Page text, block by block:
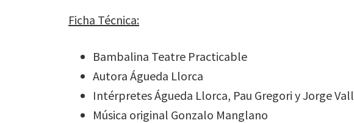
Ficha Técnica:
Bambalina Teatre Practicable
Autora Águeda Llorca
Intérpretes Águeda Llorca, Pau Gregori y Jorge Vall
Música original Gonzalo Manglano